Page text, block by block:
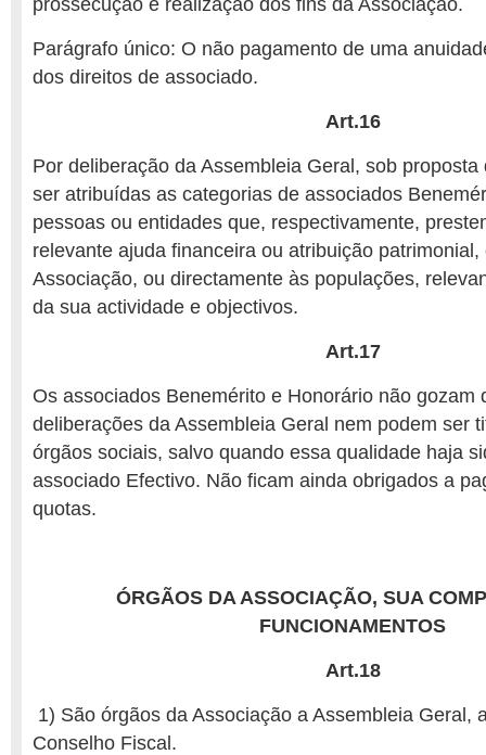
prossecução e realização dos fins da Associação.
Parágrafo único: O não pagamento de uma
dos direitos de associado.
Art.16
Por deliberação da Assembleia Geral, sob
ser atribuídas as categorias de associados
pessoas ou entidades que, respectivamente,
relevante ajuda financeira ou atribuição patrimonial,
Associação, ou directamente às populações,
da sua actividade e objectivos.
Art.17
Os associados Benemérito e Honorário não gozam
deliberações da Assembleia Geral nem podem ser
órgãos sociais, salvo quando essa qualidade haja
associado Efectivo. Não ficam ainda obrigados a
quotas.
ÓRGÃOS DA ASSOCIAÇÃO, SUA
FUNCIONAMENTOS
Art.18
1) São órgãos da Associação a Assembleia Geral,
Conselho Fiscal.